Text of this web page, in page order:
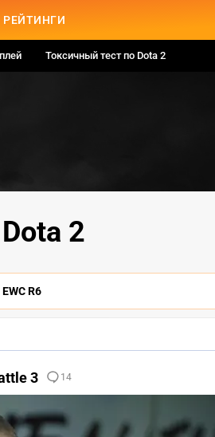
РЕЙТИНГИ
Токсичный тест по Dota 2
2
EWC R6
3 14